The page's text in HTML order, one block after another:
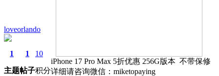
loveorlando
1
主题
1
帖子
10
积分
iPhone 17 Pro Max 5折优惠 256G版本 不带保修
详细请咨询微信：miketopaying